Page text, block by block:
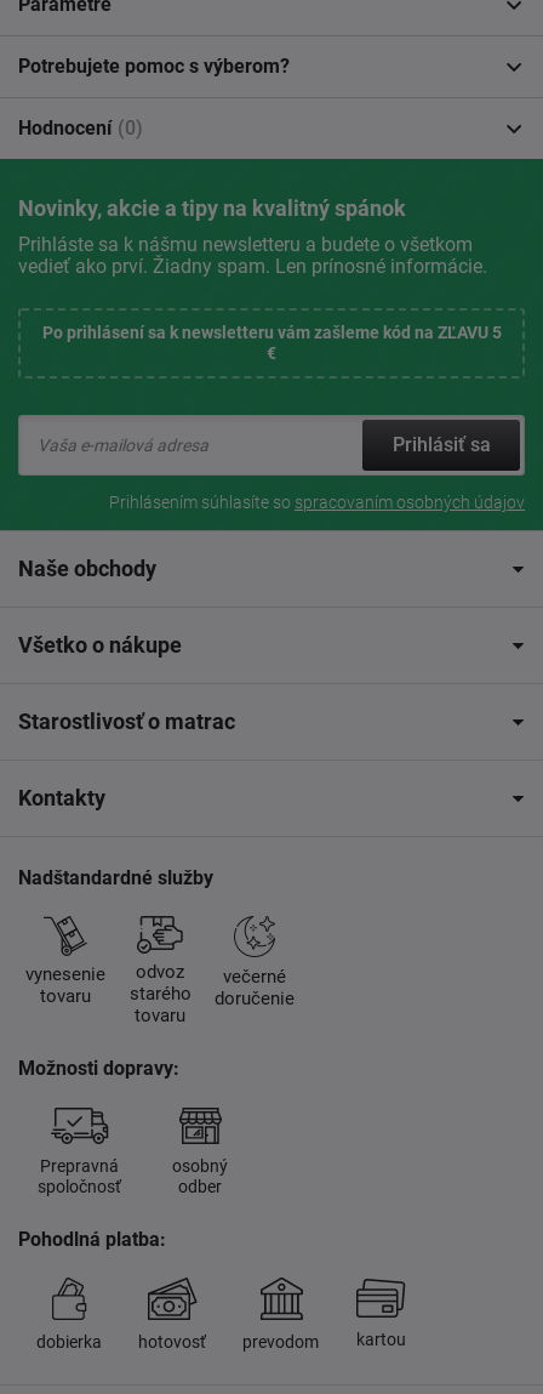
Potrebujete pomoc s výberom?
Hodnocení (0)
Novinky, akcie a tipy na kvalitný spánok
Prihláste sa k nášmu newsletteru a budete o všetkom
vedieť ako prví. Žiadny spam. Len prínosné informácie.
Po prihlásení sa k newsletteru vám zašleme kód na ZĽAVU 5
€
Prihlásiť sa
Prihlásením súhlasíte so spracovaním osobných údajov
Naše obchody
Všetko o nákupe
Starostlivosť o matrac
Kontakty
Nadštandardné služby
vynesenie
tovaru
odvoz
starého
tovaru
večerné
doručenie
Možnosti dopravy:
Prepravná
spoločnosť
osobný
odber
Pohodlná platba:
dobierka hotovosť prevodom kartou